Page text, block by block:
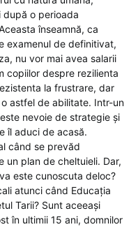
o perioada
înseamnă, ca
examenul de definitivat,
nu vor mai avea salarii
copiilor despre rezilienta
la frustrare, dar
astfel de abilitate. Intr-un
nevoie de strategie și
îl aduci de acasă.
când se prevăd
un plan de cheltuieli. Dar,
este cunoscuta deloc?
atunci când Educația
Tarii? Sunt aceeași
în ultimii 15 ani, domnilor